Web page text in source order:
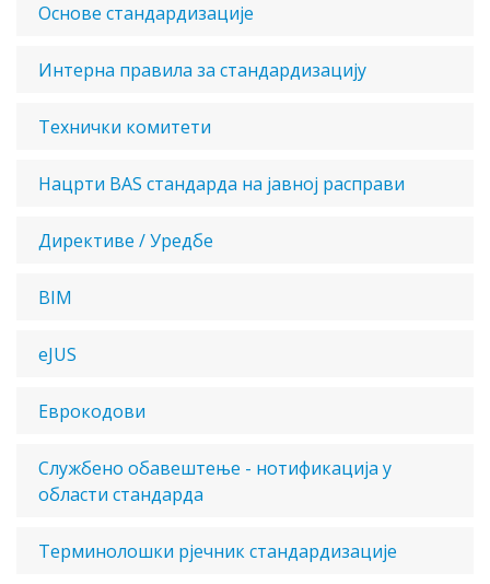
Основе стандардизације
Интерна правила за стандардизацију
Технички комитети
Нацрти BAS стандарда на јавној расправи
Директиве / Уредбе
BIM
eJUS
Еврокодови
Службено обавештење - нотификација у
области стандарда
Терминолошки рјечник стандардизације